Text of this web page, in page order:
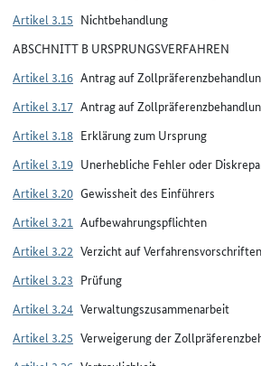
Artikel 3.15 Nichtbehandlung
ABSCHNITT B URSPRUNGSVERFAHREN
Artikel 3.16 Antrag auf
Artikel 3.17 Antrag auf
Artikel 3.18 Erklärung zum Ursprung
Artikel 3.19 Unerhebliche Fehler oder
Artikel 3.20 Gewissheit des Einführers
Artikel 3.21 Aufbewahrungspflichten
Artikel 3.22 Verzicht auf Verfahrensvorschriften
Artikel 3.23 Prüfung
Artikel 3.24 Verwaltungszusammenarbeit
Artikel 3.25 Verweigerung der